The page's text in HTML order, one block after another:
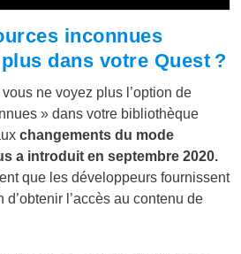
inconnues
dans votre Quest ?
ne voyez plus l’option de
» dans votre bibliothèque
changements du mode
a introduit en septembre 2020.
que les développeurs fournissent
l’accès au contenu de